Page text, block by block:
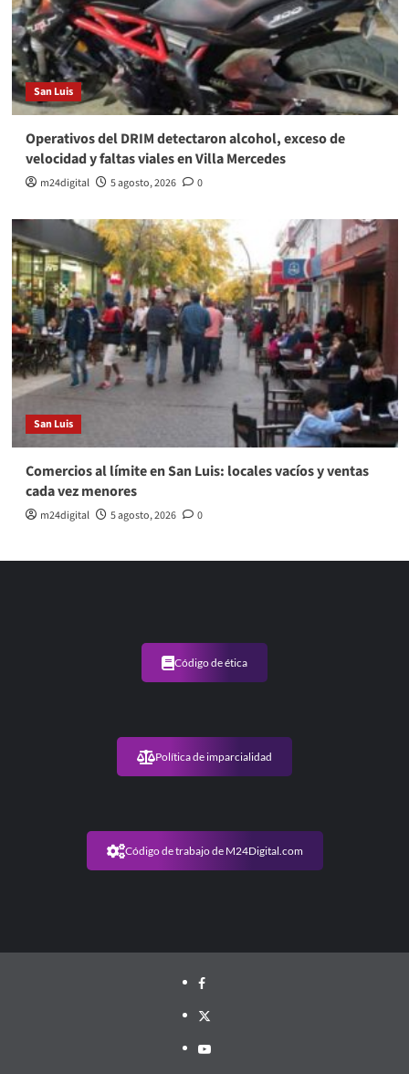
San Luis
Operativos del DRIM detectaron alcohol, exceso de
velocidad y faltas viales en Villa Mercedes
m24digital 5 agosto, 2026 0
San Luis
Comercios al límite en San Luis: locales vacíos y ventas
cada vez menores
m24digital 5 agosto, 2026 0
Código de ética
Política de imparcialidad
Código de trabajo de M24Digital.com